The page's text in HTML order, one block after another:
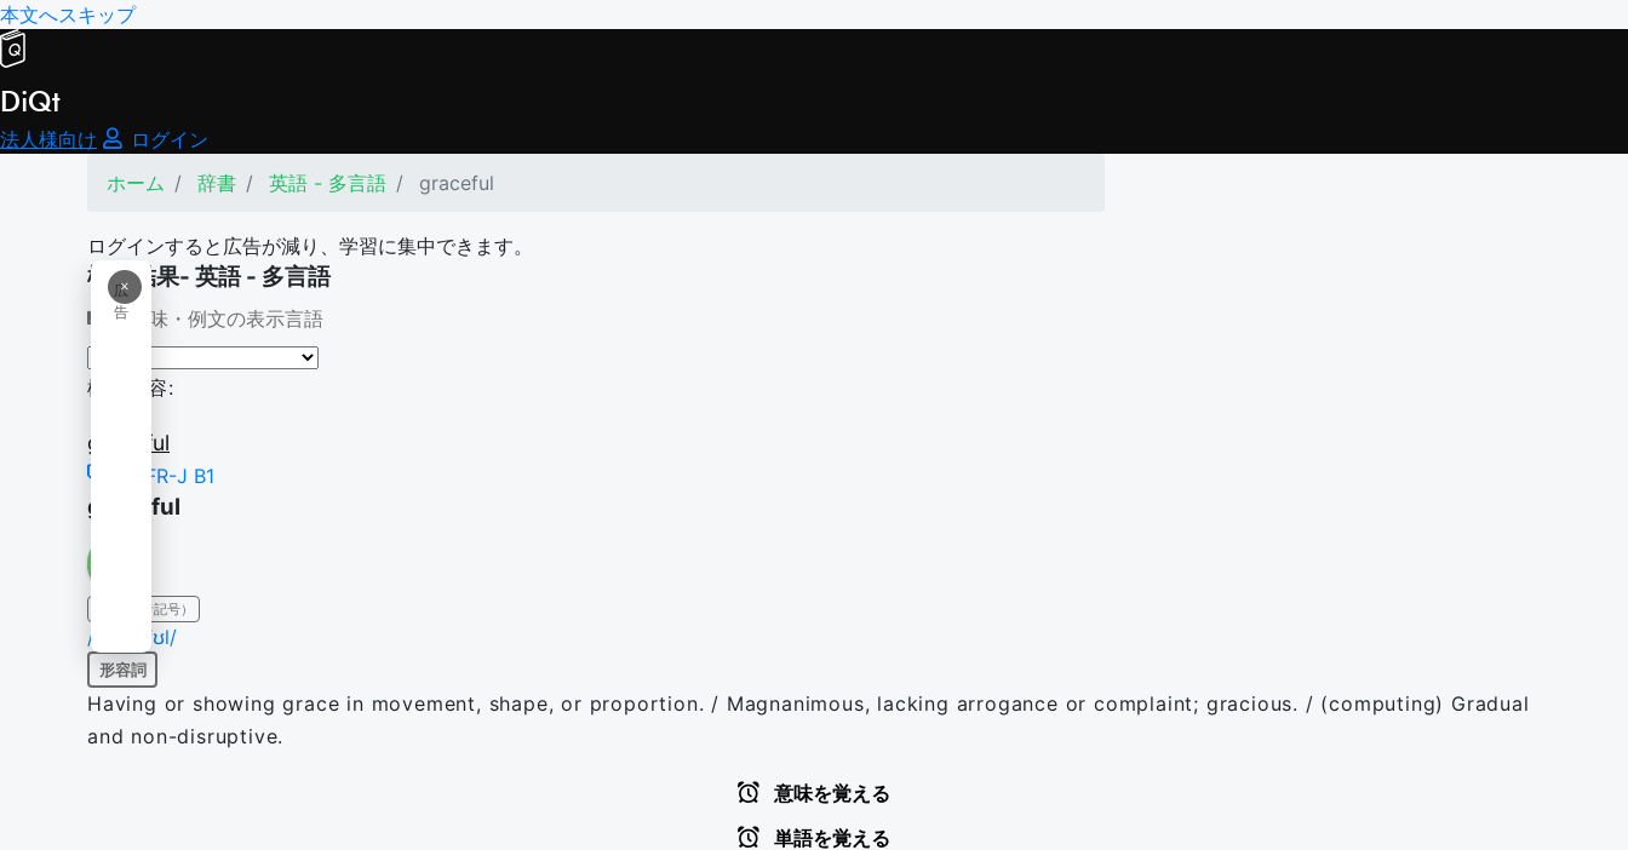
本文へスキップ
DiQt
法人様向け
ログイン
ホーム
辞書 英語 - 多言語 graceful
ログインすると広告が減り、学習に集中できます。
×
広
告
検索結果- 英語 - 多言語
意味・例文の表示言語
検索内容:
graceful
CEFR-J B1
graceful
IPA（発音記号）
/ˈɡɹeɪsfʊl/
形容詞
Having or showing grace in movement, shape, or proportion. / Magnanimous, lacking arrogance or complaint; gracious. / (computing) Gradual
and non-disruptive.
意味を覚える
単語を覚える